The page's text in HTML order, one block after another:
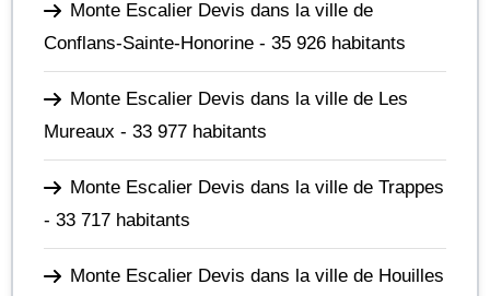
Monte Escalier Devis dans la ville de
Conflans-Sainte-Honorine - 35 926 habitants
Monte Escalier Devis dans la ville de Les
Mureaux - 33 977 habitants
Monte Escalier Devis dans la ville de Trappes
- 33 717 habitants
Monte Escalier Devis dans la ville de Houilles